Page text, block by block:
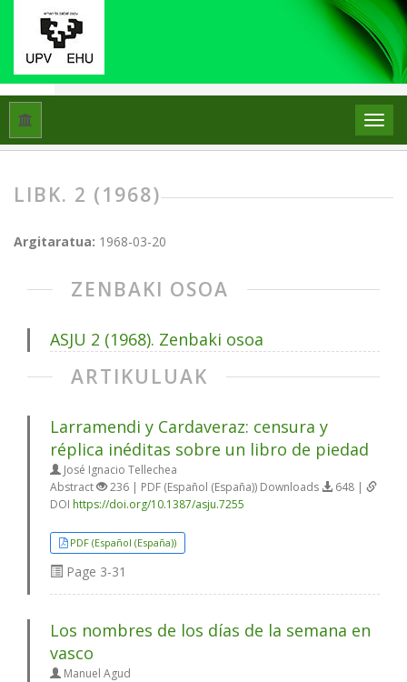
Hasiera
LIBK. 2 (1968)
Argitaratua: 1968-03-20
ZENBAKI OSOA
ASJU 2 (1968). Zenbaki osoa
ARTIKULUAK
Larramendi y Cardaveraz: censura y
réplica inéditas sobre un libro de piedad
José Ignacio Tellechea
Abstract
236 | PDF (Español (España)) Downloads
648 |
DOI https://doi.org/10.1387/asju.7255
PDF (Español (España))
Page 3-31
Los nombres de los días de la semana en
vasco
Manuel Agud